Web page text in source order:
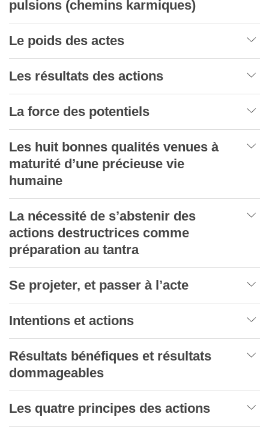
pulsions (chemins karmiques)
Le poids des actes
Les résultats des actions
La force des potentiels
Les huit bonnes qualités venues à
maturité d’une précieuse vie
humaine
La nécessité de s’abstenir des
actions destructrices comme
préparation au tantra
Se projeter, et passer à l’acte
Intentions et actions
Résultats bénéfiques et résultats
dommageables
Les quatre principes des actions